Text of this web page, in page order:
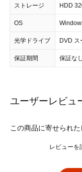
ストレージ HDD
OS
光学ドライブ DVD ス
保証期間 保証なし
ユーザーレビュ
この商品に寄せられ
レビューを